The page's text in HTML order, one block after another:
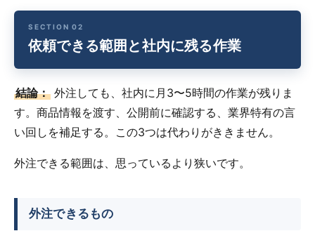
依頼できる範囲と社内に残る作業
結論： 外注しても、社内に月3〜5時間の作業が残りま
す。商品情報を渡す、公開前に確認する、業界特有の言
い回しを補足する。この3つは代わりがききません。
外注できる範囲は、思っているより狭いです。
外注できるもの